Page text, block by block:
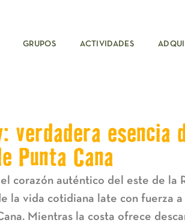
GRUPOS ACTIVIDADES
verdadera esencia
Punta Cana
corazón auténtico del este de la
la vida cotidiana late con fuerza
Mientras la costa ofrece